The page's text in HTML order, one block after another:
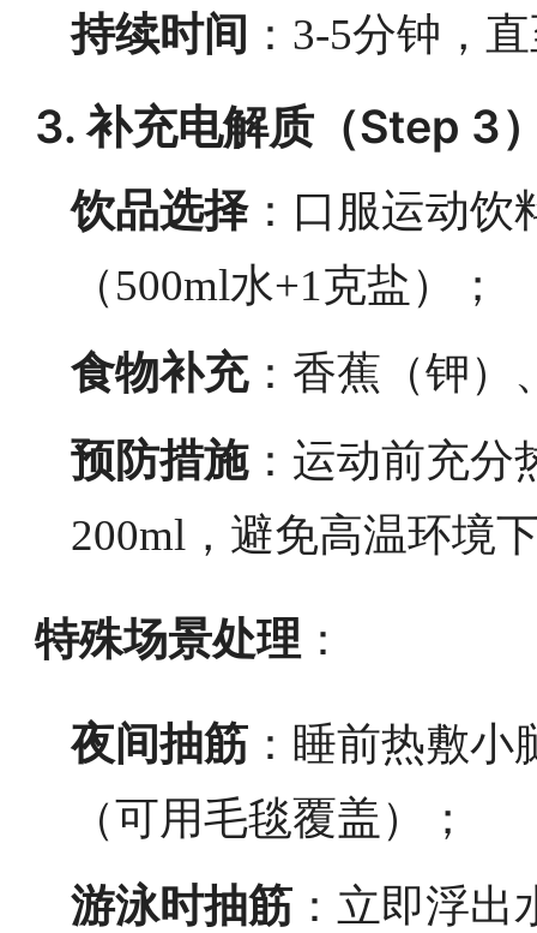
持续时间 ：3-5分钟，
3. 补充电解质（Step 3
饮品选择：口服运动饮
（500ml水+1克盐）；
食物补充：香蕉（钾）
预防措施：运动前充分
200ml，避免高温环境
特殊场景处理 ：
夜间抽筋 ：睡前热敷
（可用毛毯覆盖）；
游泳时抽筋 ：立即浮